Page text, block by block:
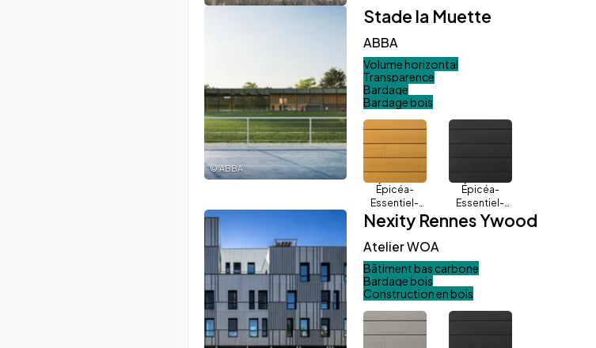
©ABBA
Stade la Muette
ABBA
Volume horizontal
Transparence
Bardage
Bardage bois
Épicéa-
Essentiel-
Vario-Honey
Épicéa-
Essentiel-
Vario-
Charbon
Nexity Rennes Ywood
Atelier WOA
Bâtiment bas carbone
Bardage bois
Construction en bois